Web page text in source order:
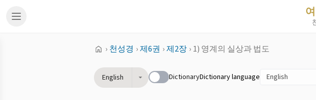
› 천성경 ›제6권 ›제2장 › 1) 영계의 실상과 법도
English DictionaryDictionary language